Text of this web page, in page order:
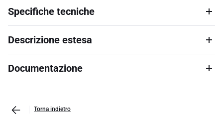
Specifiche tecniche
Descrizione estesa
Documentazione
Torna indietro